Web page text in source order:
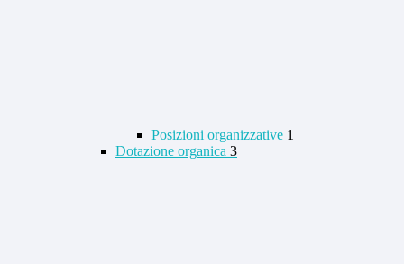
Posizioni organizzative 1
Dotazione organica 3